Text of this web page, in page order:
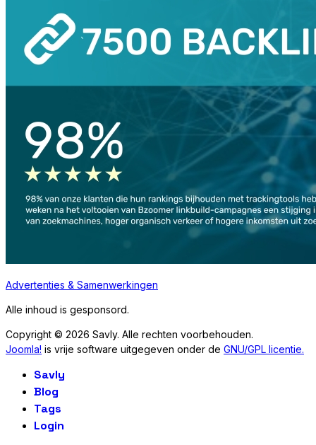
Advertenties & Samenwerkingen
Alle inhoud is gesponsord.
Copyright © 2026 Savly. Alle rechten voorbehouden.
Joomla! is vrije software uitgegeven onder de GNU/GPL licentie.
Savly
Blog
Tags
Login